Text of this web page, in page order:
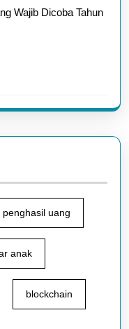
Wajib Dicoba Tahun
penghasil uang
anak
blockchain